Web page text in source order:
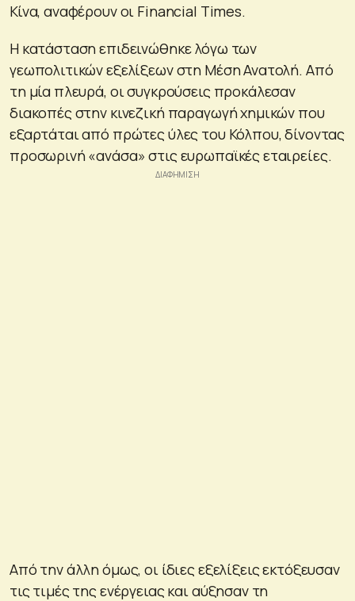
Κίνα, αναφέρουν οι Financial Times.
Η κατάσταση επιδεινώθηκε λόγω των
γεωπολιτικών εξελίξεων στη Μέση Ανατολή. Από
τη μία πλευρά, οι συγκρούσεις προκάλεσαν
διακοπές στην κινεζική παραγωγή χημικών που
εξαρτάται από πρώτες ύλες του Κόλπου, δίνοντας
προσωρινή «ανάσα» στις ευρωπαϊκές εταιρείες.
Από την άλλη όμως, οι ίδιες εξελίξεις εκτόξευσαν
τις τιμές της ενέργειας και αύξησαν τη